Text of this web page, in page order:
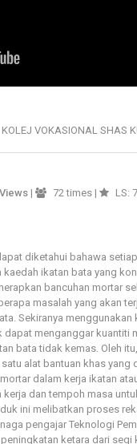
KOLEJ VOKASIONAL SHAS
| 72 times |
LS:
diketahui bahawa
ikatan bata yang
bancuhan mortar
masalah yang akan
Sekiranya menggunakan
menganggar kuantiti
bata tidak kemas. Oleh
alat bantuan khas yang
dalam kerja ikatan
dan tempoh masa
ini melibatkan proses
pengajar Teknologi
ketara dari segi